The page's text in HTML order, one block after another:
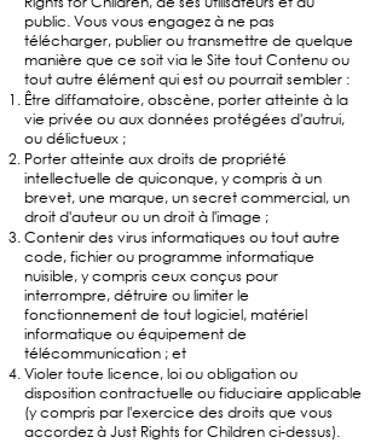
public. Vous vous engagez à ne pas
télécharger, publier ou transmettre de quelque
manière que ce soit via le Site tout Contenu ou
tout autre élément qui est ou pourrait sembler :
Être diffamatoire, obscène, porter atteinte à la
vie privée ou aux données protégées d'autrui,
ou délictueux ;
Porter atteinte aux droits de propriété
intellectuelle de quiconque, y compris à un
brevet, une marque, un secret commercial, un
droit d'auteur ou un droit à l'image ;
Contenir des virus informatiques ou tout autre
code, fichier ou programme informatique
nuisible, y compris ceux conçus pour
interrompre, détruire ou limiter le
fonctionnement de tout logiciel, matériel
informatique ou équipement de
télécommunication ; et
Violer toute licence, loi ou obligation ou
disposition contractuelle ou fiduciaire applicable
(y compris par l'exercice des droits que vous
accordez à Just Rights for Children ci-dessus).